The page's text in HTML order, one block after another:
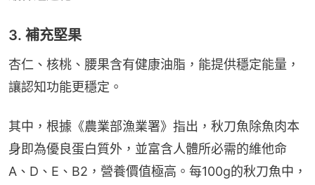
3. 補充堅果
杏仁、核桃、腰果含有健康油脂，能提供穩定能量，
讓認知功能更穩定。
其中，根據《農業部漁業署》指出，秋刀魚除魚肉本
身即為優良蛋白質外，並富含人體所必需的維他命
A、D、E、B2，營養價值極高。每100g的秋刀魚中，